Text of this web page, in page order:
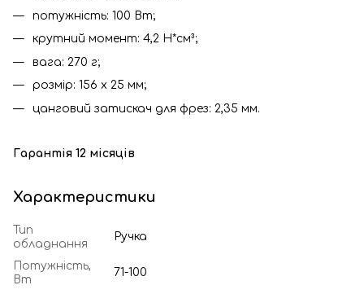
потужність: 100 Вт;
крутний момент: 4,2 Н*см³;
вага: 270 г;
розмір: 156 х 25 мм;
цанговий затискач для фрез: 2,35 мм.
Гарантія 12 місяців
Характеристики
Тип
обладнання
Ручка
Потужність,
Вт
71-100